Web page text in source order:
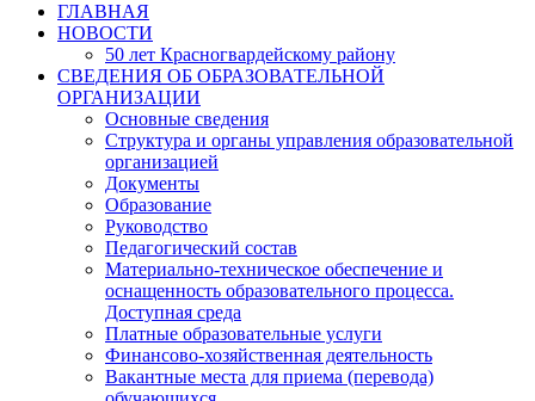
ГЛАВНАЯ
НОВОСТИ
50 лет Красногвардейскому району
СВЕДЕНИЯ ОБ ОБРАЗОВАТЕЛЬНОЙ
ОРГАНИЗАЦИИ
Основные сведения
Структура и органы управления образовательной
организацией
Документы
Образование
Руководство
Педагогический состав
Материально-техническое обеспечение и
оснащенность образовательного процесса.
Доступная среда
Платные образовательные услуги
Финансово-хозяйственная деятельность
Вакантные места для приема (перевода)